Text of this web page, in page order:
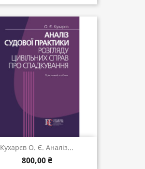
Кухарєв О. Є. Аналіз...
800,00 ₴